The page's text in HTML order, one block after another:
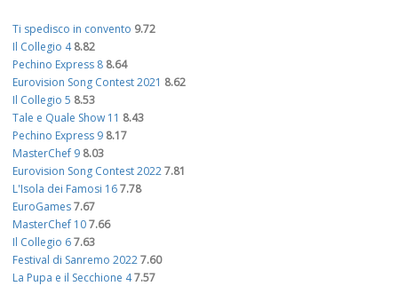
Ti spedisco in convento 9.72
Il Collegio 4 8.82
Pechino Express 8 8.64
Eurovision Song Contest 2021 8.62
Il Collegio 5 8.53
Tale e Quale Show 11 8.43
Pechino Express 9 8.17
MasterChef 9 8.03
Eurovision Song Contest 20227.81
L'Isola dei Famosi 167.78
EuroGames7.67
MasterChef 107.66
Il Collegio 67.63
Festival di Sanremo 20227.60
La Pupa e il Secchione 47.57